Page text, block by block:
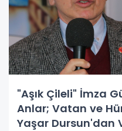
"Aşık Çileli" İmza
Anlar; Vatan ve
Yaşar Dursun'dan